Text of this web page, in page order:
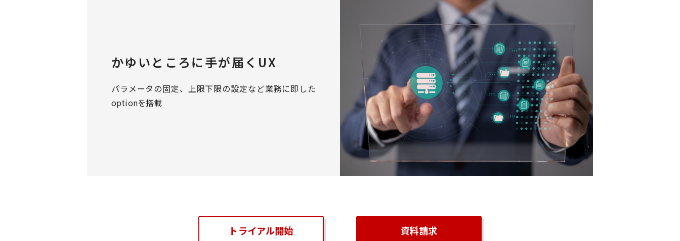
かゆいところに手が届くUX
パラメータの固定、上限下限の設定など業務に即した
optionを搭載
トライアル開始 資料請求